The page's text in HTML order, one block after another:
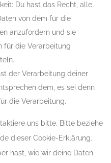
Du hast das Recht, alle
von dem für die
anzufordern und sie
für die Verarbeitung
der Verarbeitung deiner
dem, es sei denn
die Verarbeitung.
uns bitte. Bitte beziehe
dieser Cookie-Erklärung.
hast, wie wir deine Daten